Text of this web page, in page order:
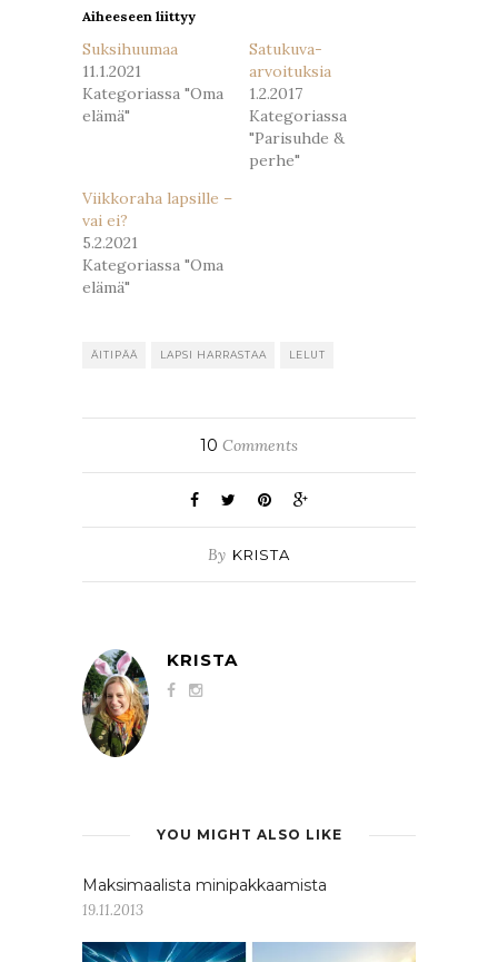
Aiheeseen liittyy
Suksihuumaa
11.1.2021
Kategoriassa "Oma
elämä"
Satukuva-
arvoituksia
1.2.2017
Kategoriassa
"Parisuhde &
perhe"
Viikkoraha lapsille –
vai ei?
5.2.2021
Kategoriassa "Oma
elämä"
ÄITIPÄÄ LAPSI HARRASTAA LELUT
10 Comments
By KRISTA
KRISTA
YOU MIGHT ALSO LIKE
Maksimaalista minipakkaamista
19.11.2013